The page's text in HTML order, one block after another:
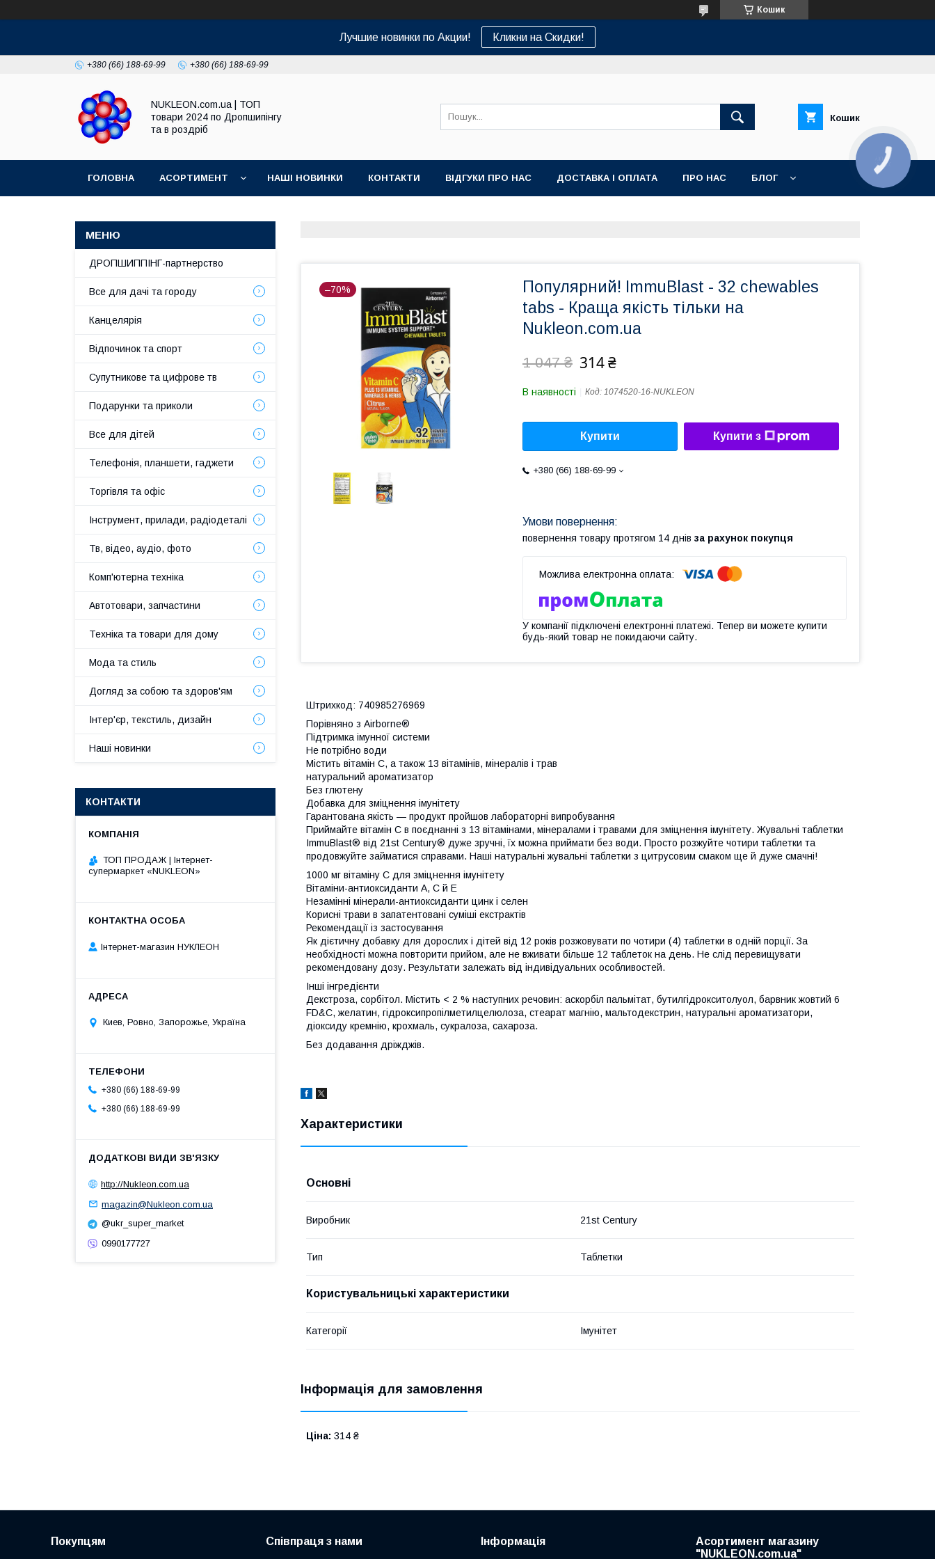
Кошик
Лучшие новинки по Акции! Кликни на Скидки!
+380 (66) 188-69-99 +380 (66) 188-69-99
NUKLEON.com.ua | ТОП
товари 2024 по Дропшипінгу
та в роздріб
Кошик
ГОЛОВНА АСОРТИМЕНТ НАШІ НОВИНКИ КОНТАКТИ ВІДГУКИ ПРО НАС ДОСТАВКА І ОПЛАТА ПРО НАС БЛОГ
–70%
Популярний! ImmuBlast - 32 chewables
tabs - Краща якість тільки на
Nukleon.com.ua
1 047 ₴ 314 ₴
В наявності Код: 1074520-16-NUKLEON
Купити Купити з
+380 (66) 188-69-99
повернення товару протягом 14 днів за рахунок покупця
У компанії підключені електронні платежі. Тепер ви можете купити
будь-який товар не покидаючи сайту.
Штрихкод: 740985276969
Порівняно з Airborne®
Підтримка імунної системи
Не потрібно води
Містить вітамін С, а також 13 вітамінів, мінералів і трав
натуральний ароматизатор
Без глютену
Добавка для зміцнення імунітету
Гарантована якість — продукт пройшов лабораторні випробування
Приймайте вітамін C в поєднанні з 13 вітамінами, мінералами і травами для зміцнення імунітету. Жувальні таблетки
ImmuBlast® від 21st Century® дуже зручні, їх можна приймати без води. Просто розжуйте чотири таблетки та
продовжуйте займатися справами. Наші натуральні жувальні таблетки з цитрусовим смаком ще й дуже смачні!
1000 мг вітаміну С для зміцнення імунітету
Вітаміни-антиоксиданти A, C й E
Незамінні мінерали-антиоксиданти цинк і селен
Корисні трави в запатентовані суміші екстрактів
Рекомендації із застосування
Як дієтичну добавку для дорослих і дітей від 12 років розжовувати по чотири (4) таблетки в одній порції. За
необхідності можна повторити прийом, але не вживати більше 12 таблеток на день. Не слід перевищувати
рекомендовану дозу. Результати залежать від індивідуальних особливостей.
Інші інгредієнти
Декстроза, сорбітол. Містить < 2 % наступних речовин: аскорбіл пальмітат, бутилгідрокситолуол, барвник жовтий 6
FD&C, желатин, гідроксипропілметилцелюлоза, стеарат магнію, мальтодекстрин, натуральні ароматизатори,
діоксиду кремнію, крохмаль, сукралоза, сахароза.
Без додавання дріжджів.
Характеристики
Основні
Виробник 21st Century
Тип Таблетки
Користувальницькі характеристики
Категорії Імунітет
Інформація для замовлення
Ціна: 314 ₴
ДРОПШИППІНГ-партнерство
Все для дачі та городу
Канцелярія
Відпочинок та спорт
Супутникове та цифрове тв
Подарунки та приколи
Все для дітей
Телефонія, планшети, гаджети
Торгівля та офіс
Інструмент, прилади, радіодеталі
Тв, відео, аудіо, фото
Комп'ютерна техніка
Автотовари, запчастини
Техніка та товари для дому
Мода та стиль
Догляд за собою та здоров'ям
Інтер'єр, текстиль, дизайн
Наші новинки
КОНТАКТИ
ТОП ПРОДАЖ | Інтернет-
супермаркет «NUKLEON»
Інтернет-магазин НУКЛЕОН
Киев, Ровно, Запорожье, Україна
+380 (66) 188-69-99
+380 (66) 188-69-99
http://Nukleon.com.ua
magazin@Nukleon.com.ua
@ukr_super_market
0990177727
Покупцям Співпраця з нами Інформація
Асортимент магазину
"NUKLEON.com.ua"
КНОПКА
ЗВ'ЯЗКУ